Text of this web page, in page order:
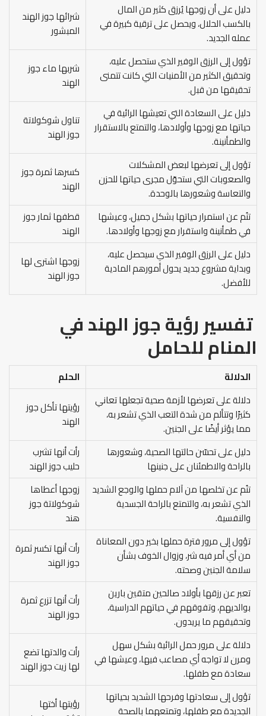
دليل على أن زوجها يُرزق كثير من المال
بالكسب الحلال، ويحصل على ترقية كبيرة في
عمله الجديد.
شرائها جوز الهند
المبشور
تؤول إلى الرزق الوفير الذي ستحصل عليه،
وتحقيق الكثير من الأمنيات التي كانت تتمنى
تحقيقها من قبل.
شربها ماء جوز
الهند
دليل على السعادة التي تعيشها الرائية في
حياتها مع زوجها وأولادها، والتمتع بالاستقرار
والطمأنينة.
تناول شوكولاتة
جوز الهند
تؤول إلى تعرضها لبعض المشكلات
والصعوبات التي ستحوّل مجرى حياتها للحزن
والتعاسة وشعورها بالوحدة.
كسرها ثمرة جوز
الهند
تنُم عن استمرار حياتها بشكل جميل، وعيشها
في طمأنينة واستقرار مع زوجها وأولادها.
قطفها ثمار جوز
الهند
دليل على الرزق الوفير الذي سيحصل عليه،
وبداية مشروع جديد يحول أمورهم المادية
للأفضل.
زوجها اشترى لها
جوز الهند
تفسير رؤية جوز الهند في
المنام للحامل
الدلالة
الحلم
دلالة على تعرضها لأزمة صحية تجعلها تعاني
كثيرًا وتتألم من شدة التعب الذي تشعر به،
مما يؤثر أيضًا على الجنين.
رؤيتها تأكل جوز
الهند
دليل على تحسّن حالتها الصحية، وشعورها
بالراحة والاطمئنان على جنينها
رأت أنها تشرب
حليب جوز الهند
تنُم عن تخلصها من آلام حملها والوجع الشديد
الذي تشعر به، والتمتع بالراحة الجسدية
والنفسية.
زوجها أعطاها
شوكولاتة جوز
هند
تؤول إلى مرور فترة حملها بخير دون المعاناة
من أي أمر فيه شر، وزوال الخوف بشأن
سلامة الجنين وصحته.
رأت أنها تكسر ثمرة
جوز الهند
تعبر عن رزقها بأولاد صالحين متقين بارين
بوالديهم، وتفوقهم في حياتهم الدراسية،
وتحقيقهم ما يريدون.
رأت أنها تزرع ثمرة
جوز الهند
دلالة على مرور حمل الرائية بشكل سهل
ومرن لا تواجه أي مصاعب فيها، وعيشها في
سعادة مع طفلها.
رأت والدتها تضع
لها زيت جوز الهند
تؤول إلى سعادتها وفرحها الشديد بحياتها
الجديدة مع طفلها، وتمتعهما بالصحة
رؤيتها أختها